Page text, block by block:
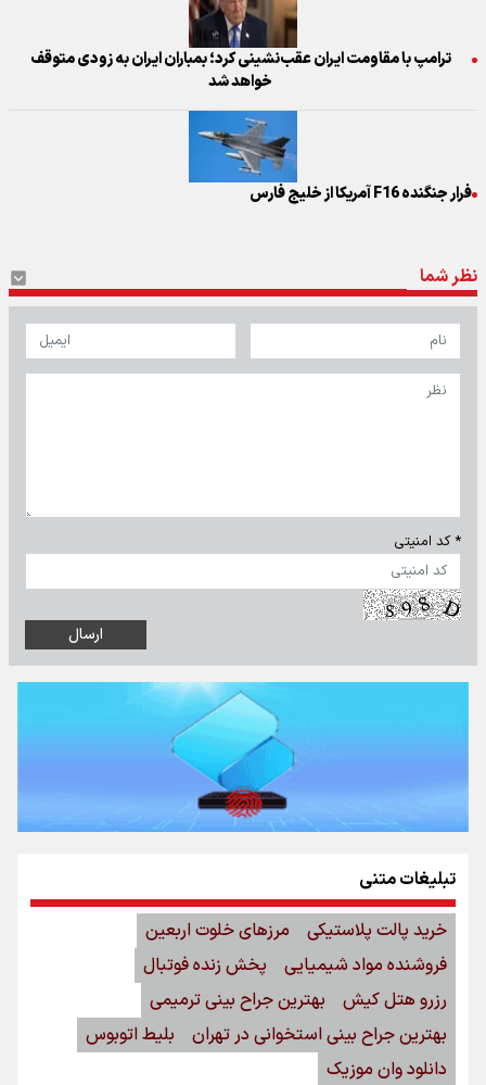
ترامپ با مقاومت ایران عقب‌نشینی کرد؛ بمباران ایران به زودی متوقف
خواهد شد
فرار جنگنده F16 آمریکا از خلیج فارس
نظر شما
* کد امنیتی
تبلیغات متنی
خرید پالت پلاستیکی
مرزهای خلوت اربعین
فروشنده مواد شیمیایی
پخش زنده فوتبال
رزرو هتل کیش
بهترین جراح بینی ترمیمی
بهترین جراح بینی استخوانی در تهران
بلیط اتوبوس
دانلود وان موزیک